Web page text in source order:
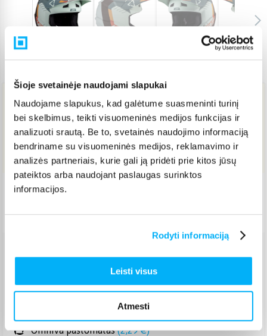
Šioje svetainėje naudojami slapukai
Naudojame slapukus, kad galėtume suasmeninti turinį
bei skelbimus, teikti visuomeninės medijos funkcijas ir
analizuoti srautą. Be to, svetainės naudojimo informaciją
bendriname su visuomeninės medijos, reklamavimo ir
analizės partneriais, kurie gali ją pridėti prie kitos jūsų
pateiktos arba naudojant paslaugas surinktos
informacijos.
Rodyti informaciją
Leisti visus
Atmesti
159,85 €
Į KREPŠELĮ
Pristatymas Lietuvoje: 7-12 d.d.
Venipak paštomatas (2,39 €)
Rugpjūtis 18d. - Rugpjūtis 25d.
Omniva paštomatas (2,29 €)